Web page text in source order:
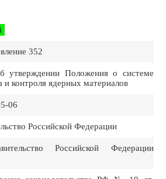
352
утверждении Положения о системе
и контроля ядерных материалов
06
Российской Федерации
Российской Федеpации